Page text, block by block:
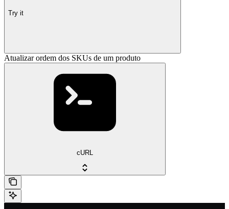
Try it
Atualizar ordem dos SKUs de um produto
cURL